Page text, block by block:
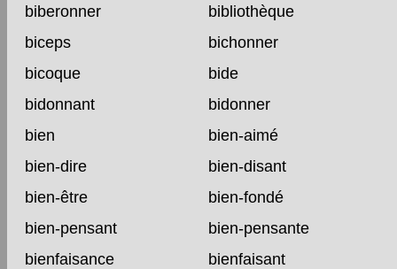
biberonner
bibliothèque
biceps
bichonner
bicoque
bide
bidonnant
bidonner
bien
bien-aimé
bien-dire
bien-disant
bien-être
bien-fondé
bien-pensant
bien-pensante
bienfaisance
bienfaisant